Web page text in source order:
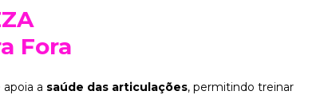
Fora
apoia a saúde das articulações, permitindo treinar